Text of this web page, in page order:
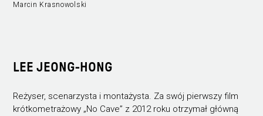
Marcin Krasnowolski
LEE JEONG-HONG
Reżyser, scenarzysta i montażysta. Za swój pierwszy film
krótkometrażowy „No Cave” z 2012 roku otrzymał główną